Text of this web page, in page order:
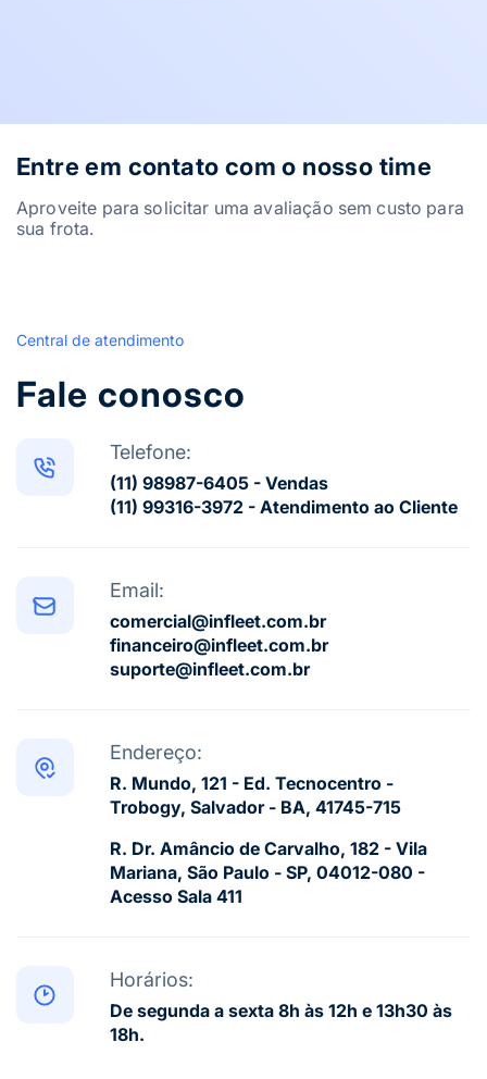
Central de atendimento
Fale conosco
Telefone:
(11) 98987-6405 - Vendas
(11) 99316-3972 - Atendimento ao Cliente
Email:
comercial@infleet.com.br
financeiro@infleet.com.br
suporte@infleet.com.br
Endereço:
R. Mundo, 121 - Ed. Tecnocentro -
Trobogy, Salvador - BA, 41745-715
R. Dr. Amâncio de Carvalho, 182 - Vila
Mariana, São Paulo - SP, 04012-080 -
Acesso Sala 411
Horários:
De segunda a sexta 8h às 12h e 13h30 às
18h.
Entre em contato com o nosso time
Aproveite para solicitar uma avaliação sem custo para
sua frota.